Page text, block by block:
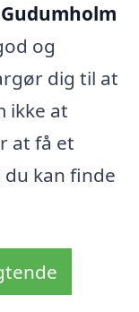
og
dig til at
ikke at
at få et
du kan finde